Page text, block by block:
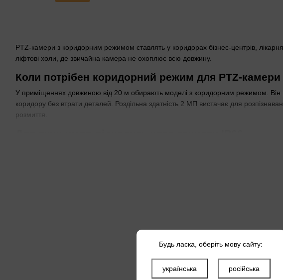
PTZ-камери з коридорним режимом ставлять у коридорах бізнес-центрів,
ліфтові холи, де звичайна камера не охоплює всю довжину.
Коли потрібен коридорний режим для PTZ-камери
У приміщеннях довжиною від 20 м обирають моделі з коридорним режимом. Він
коридору без втрати деталей. Роздільна здатність 2 МП вистачає для
розмиття.
Ці PTZ-камери не підходять для відкритих площ із шириною понад 10 м — беріть
PTZ-камери з ІК10 . У камерах 2 МП
Будь ласка, оберіть мову сайту:
українська російська